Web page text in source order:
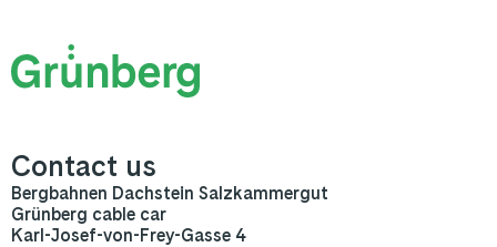
Contact us
Bergbahnen Dachstein Salzkammergut
Grünberg cable car
Karl-Josef-von-Frey-Gasse 4